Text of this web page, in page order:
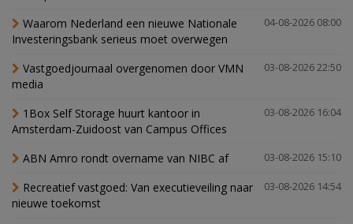
04-08-2026 08:00
Waarom Nederland een nieuwe Nationale
Investeringsbank serieus moet overwegen
03-08-2026 22:50
Vastgoedjournaal overgenomen door VMN
media
03-08-2026 16:04
1Box Self Storage huurt kantoor in
Amsterdam-Zuidoost van Campus Offices
03-08-2026 15:10
ABN Amro rondt overname van NIBC af
03-08-2026 14:54
Recreatief vastgoed: Van executieveiling naar
nieuwe toekomst